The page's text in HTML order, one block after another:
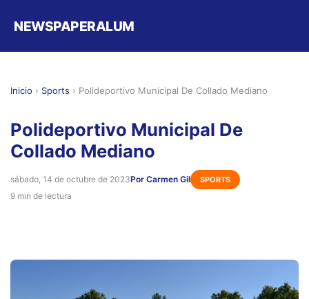
NEWSPAPERALUM
Inicio › Sports › Polideportivo Municipal De Collado Mediano
Polideportivo Municipal De
Collado Mediano
sábado, 14 de octubre de 2023Por Carmen Gil SPORTS
9 min de lectura